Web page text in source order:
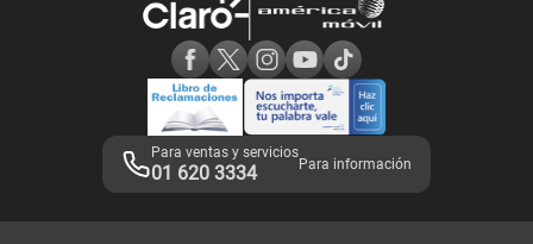
Adquirientes iPhone 6, 6S y SE
Mensaje de Seguridad
Términos y Condiciones de Tienda Claro
Libro de Reclamaciones
Legales de marketplace
Para ventas y servicios
01 620 3334 Para información